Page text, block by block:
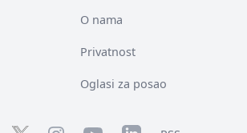
O nama
Privatnost
Oglasi za posao